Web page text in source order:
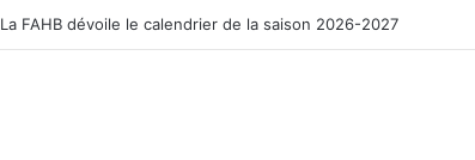
La FAHB dévoile le calendrier de la saison 2026-2027